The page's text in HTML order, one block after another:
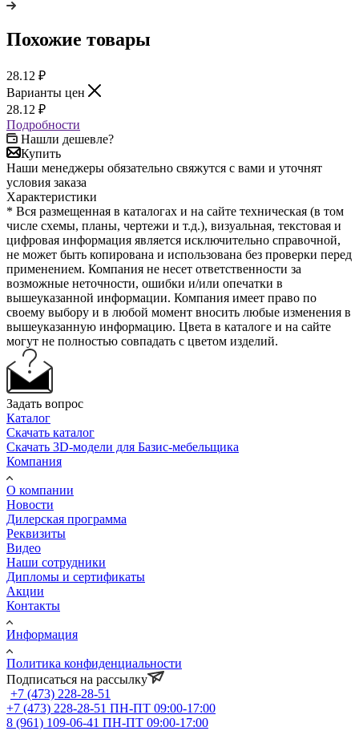
Похожие товары
28.12 ₽
Варианты цен
28.12 ₽
Подробности
Нашли дешевле?
Купить
Наши менеджеры обязательно свяжутся с вами и уточнят
условия заказа
Характеристики
* Вся размещенная в каталогах и на сайте техническая (в том
числе схемы, планы, чертежи и т.д.), визуальная, текстовая и
цифровая информация является исключительно справочной,
не может быть копирована и использована без проверки перед
применением. Компания не несет ответственности за
возможные неточности, ошибки и/или опечатки в
вышеуказанной информации. Компания имеет право по
своему выбору и в любой момент вносить любые изменения в
вышеуказанную информацию. Цвета в каталоге и на сайте
могут не полностью совпадать с цветом изделий.
Задать вопрос
Каталог
Скачать каталог
Скачать 3D-модели для Базис-мебельщика
Компания
О компании
Новости
Дилерская программа
Реквизиты
Видео
Наши сотрудники
Дипломы и сертификаты
Акции
Контакты
Информация
Политика конфиденциальности
Подписаться на рассылку
+7 (473) 228-28-51
+7 (473) 228-28-51 ПН-ПТ 09:00-17:00
8 (961) 109-06-41 ПН-ПТ 09:00-17:00